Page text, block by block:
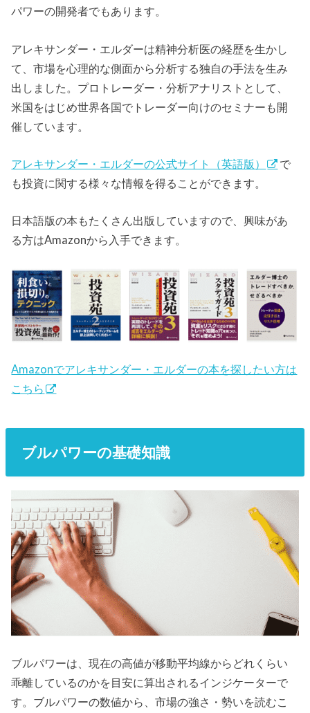
パワーの開発者でもあります。
アレキサンダー・エルダーは精神分析医の経歴を生かし
て、市場を心理的な側面から分析する独自の手法を生み
出しました。プロトレーダー・分析アナリストとして、
米国をはじめ世界各国でトレーダー向けのセミナーも開
催しています。
アレキサンダー・エルダーの公式サイト（英語版）
で
も投資に関する様々な情報を得ることができます。
日本語版の本もたくさん出版していますので、興味があ
る方はAmazonから入手できます。
Amazonでアレキサンダー・エルダーの本を探したい方は
こちら
ブルパワーの基礎知識
ブルパワーは、現在の高値が移動平均線からどれくらい
乖離しているのかを目安に算出されるインジケーターで
す。ブルパワーの数値から、市場の強さ・勢いを読むこ